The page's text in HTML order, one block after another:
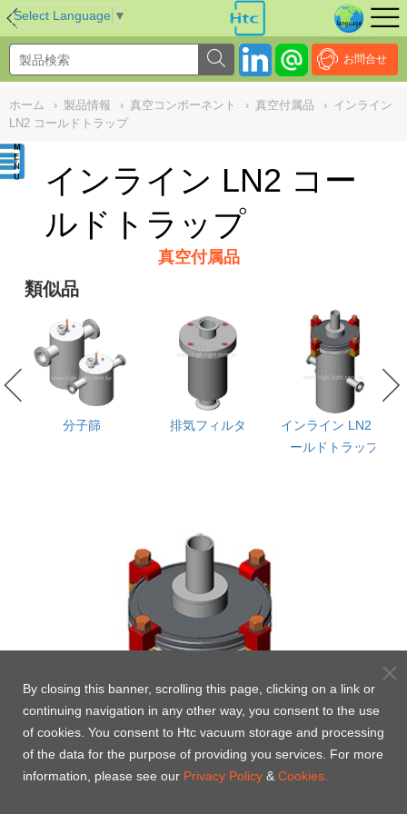
Select Language ▼
お問合せ
ホーム › 製品情報 › 真空コンポーネント › 真空付属品 › インライン
LN2 コールドトラップ
インライン LN2 コー
ルドトラップ
真空付属品
類似品
分子篩 排気フィルタ
インライン LN2 コ
ールドトラップ
NULL
By closing this banner, scrolling this page, clicking on a link or
continuing navigation in any other way, you consent to the use
of cookies. You consent to Htc vacuum storage and processing
of the data for the purpose of providing you services. For more
information, please see our Privacy Policy & Cookies.
//